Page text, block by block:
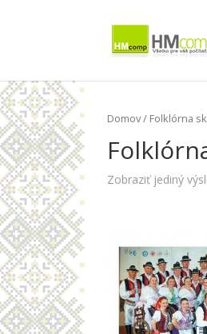
Domov/ Folklórna
Zobraziť jediný